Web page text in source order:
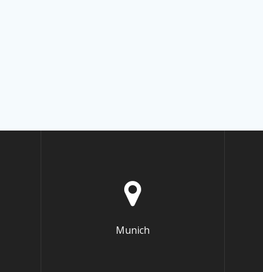
Munich